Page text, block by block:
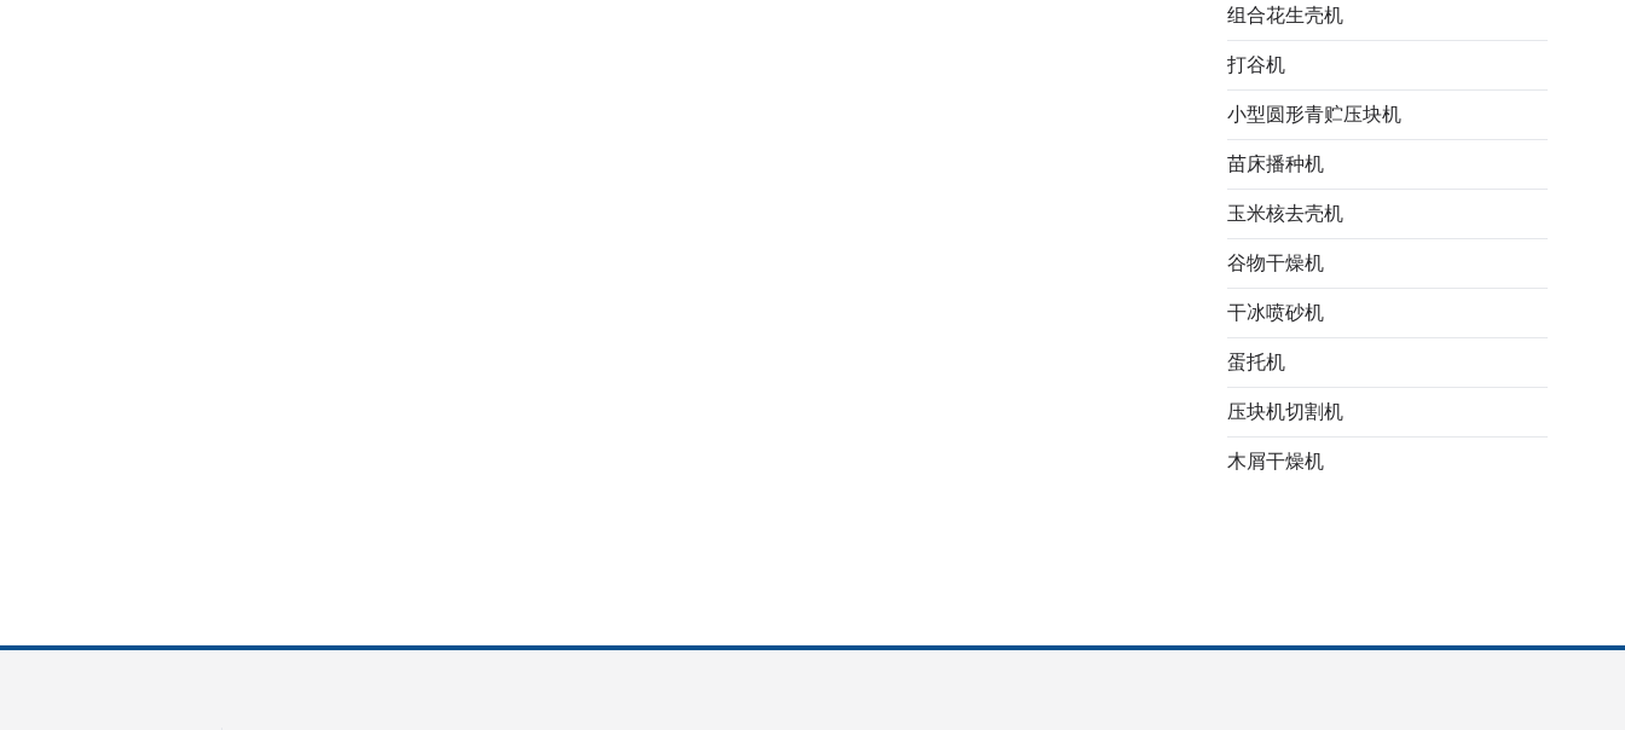
组合花生壳机
打谷机
小型圆形青贮压块机
苗床播种机
玉米核去壳机
谷物干燥机
干冰喷砂机
蛋托机
压块机切割机
木屑干燥机
Greek